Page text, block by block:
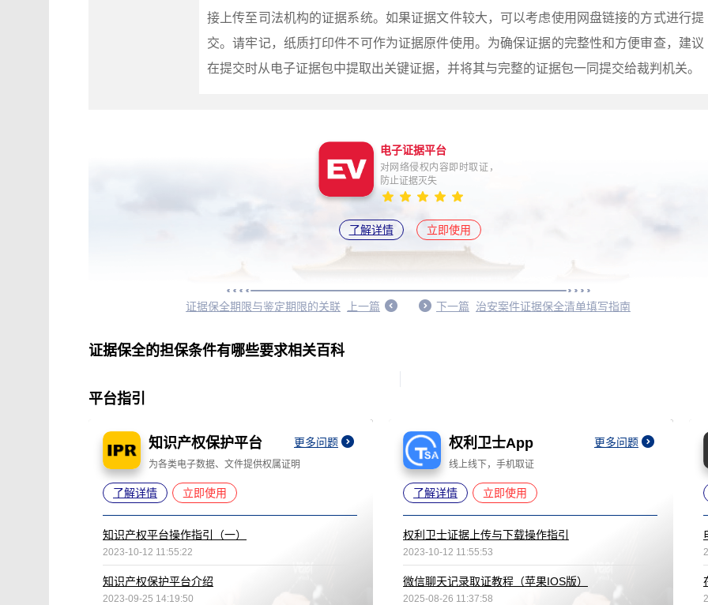
接上传至司法机构的证据系统。如果证据文件较大，可以考虑使用网盘链接的方式进行提
交。请牢记，纸质打印件不可作为证据原件使用。为确保证据的完整性和方便审查，建议
在提交时从电子证据包中提取出关键证据，并将其与完整的证据包一同提交给裁判机关。
电子证据平台
对网络侵权内容即时取证，
防止证据灭失
了解详情 立即使用
证据保全期限与鉴定期限的关联 上一篇 下一篇 治安案件证据保全清单填写指南
证据保全的担保条件有哪些要求相关百科
平台指引
知识产权保护平台 更多问题
为各类电子数据、文件提供权属证明
了解详情 立即使用
知识产权平台操作指引（一）
2023-10-12 11:55:22
知识产权保护平台介绍
2023-09-25 14:19:50
权利卫士App 更多问题
线上线下，手机取证
了解详情 立即使用
权利卫士证据上传与下载操作指引
2023-10-12 11:55:53
微信聊天记录取证教程（苹果IOS版）
2025-08-26 11:37:58